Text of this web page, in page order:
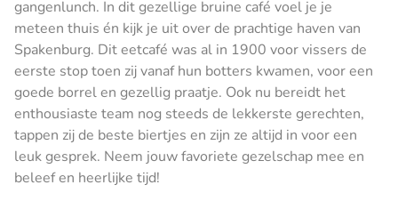
gangenlunch. In dit gezellige bruine café voel je je
meteen thuis én kijk je uit over de prachtige haven van
Spakenburg. Dit eetcafé was al in 1900 voor vissers de
eerste stop toen zij vanaf hun botters kwamen, voor een
goede borrel en gezellig praatje. Ook nu bereidt het
enthousiaste team nog steeds de lekkerste gerechten,
tappen zij de beste biertjes en zijn ze altijd in voor een
leuk gesprek. Neem jouw favoriete gezelschap mee en
beleef en heerlijke tijd!